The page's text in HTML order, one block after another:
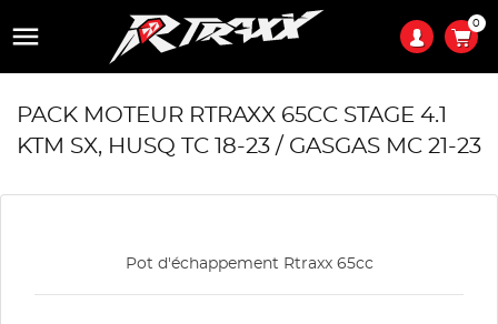
 0
PACK MOTEUR RTRAXX 65CC STAGE 4.1
KTM SX, HUSQ TC 18-23 / GASGAS MC 21-23
Pot d'échappement Rtraxx 65cc